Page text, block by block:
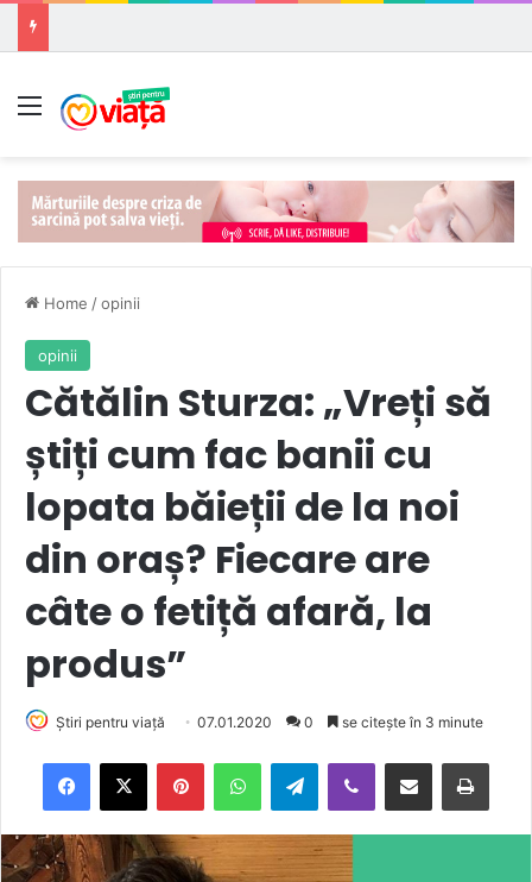
Meniu
Home /opinii
opinii
Cătălin Sturza: „Vreți să
știți cum fac banii cu
lopata băieții de la noi
din oraș? Fiecare are
câte o fetiță afară, la
produs”
Știri pentru viață 07.01.2020 0 se citește în 3 minute
Telegram